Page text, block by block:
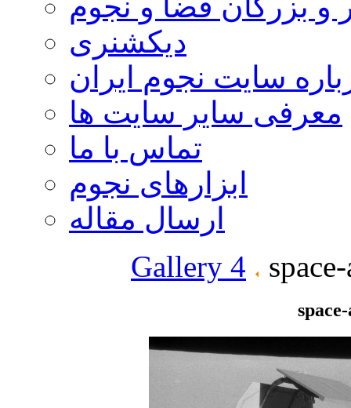
دیکشنری
سایت نجوم ایران
معرفی سایر سایت ها
تماس با ما
ابزارهای نجوم
ارسال مقاله
Gallery 4